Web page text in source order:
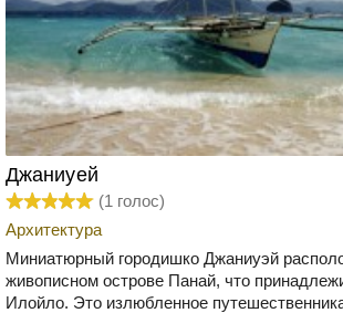
Джаниуей
(1 голос)
Архитектура
Миниатюрный городишко Джаниуэй
живописном острове Панай, что
Илойло. Это излюбленное